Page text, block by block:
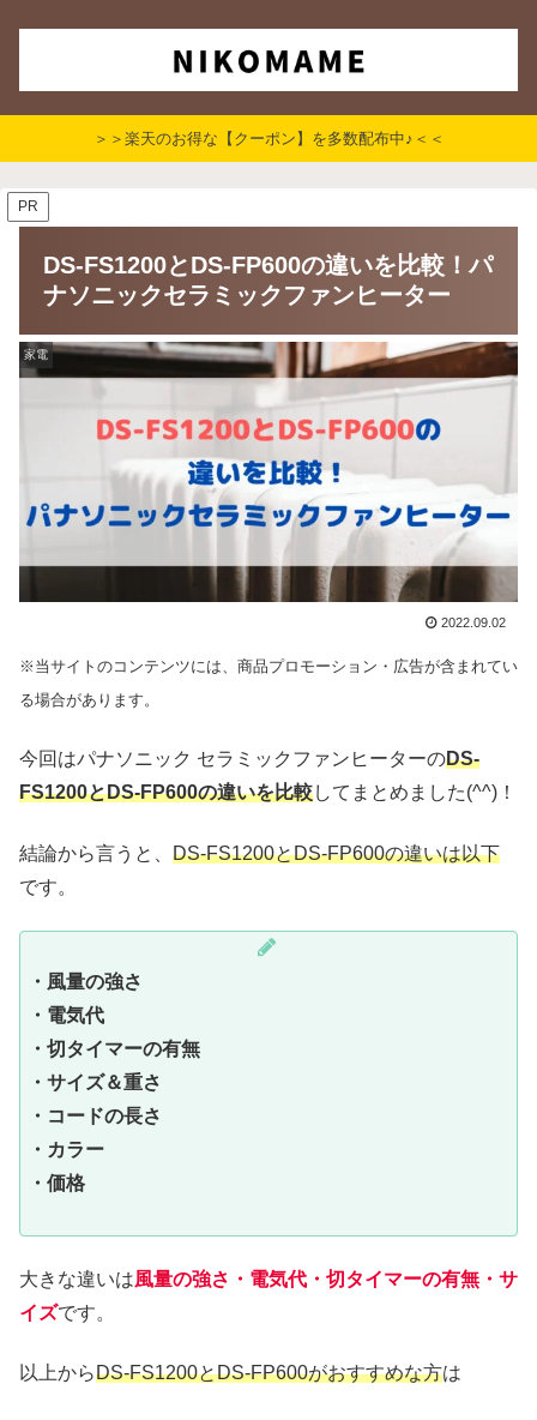
＞＞楽天のお得な【クーポン】を多数配布中♪＜＜
PR
DS-FS1200とDS-FP600の違いを比較！パ
ナソニックセラミックファンヒーター
家電
2022.09.02
※当サイトのコンテンツには、商品プロモーション・広告が含まれてい
る場合があります。
今回はパナソニック セラミックファンヒーターのDS-
FS1200とDS-FP600の違いを比較してまとめました(^^)！
結論から言うと、 DS-FS1200とDS-FP600の違いは以下
です。
・風量の強さ
・電気代
・切タイマーの有無
・サイズ＆重さ
・コードの長さ
・カラー
・価格
大きな違いは風量の強さ・電気代・切タイマーの有無・サ
イズです。
以上からDS-FS1200とDS-FP600がおすすめな方は